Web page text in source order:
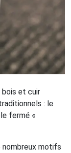
bois et cuir
: le
fermé «
nombreux motifs